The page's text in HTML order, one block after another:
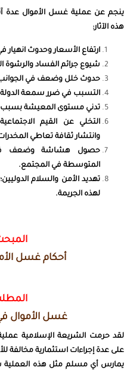
ينجم عن عملية غسل الأموال عدة
هذه الآثار:
ارتفاع الأسعار وحدوث
شيوع جرائم الفساد والرشوة
حدوث خلل وضعف في الجوانب
التسبب في ضرر سمعة الدولة
تدني مستوى المعيشة بسبب
التخلي عن القيم
وانتشار ثقافة تعاطي
حصول هشاشة وضعف في
المتوسطة في المجتمع.
تهديد الأمن والسلام
لهذه الجريمة.
أحكام غسل
غسل الأموال
لقد حرمت الشريعة الإسلامية
على عدة إجراءات استثمارية مخالفة
يمارس أي مسلم مثل هذه العملية